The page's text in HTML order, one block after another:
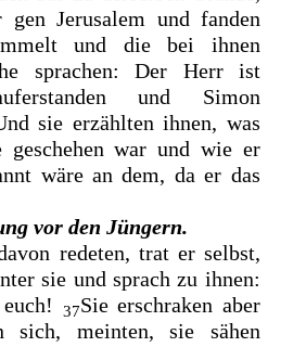
gen Jerusalem und fanden
und die bei ihnen
sprachen: Der Herr ist
und Simon
sie erzählten ihnen, was
geschehen war und wie er
wäre an dem, da er das
vor den Jüngern.
redeten, trat er selbst,
sie und sprach zu ihnen:
37Sie erschraken aber
sich, meinten, sie sähen